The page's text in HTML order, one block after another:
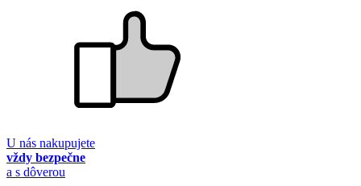
U nás nakupujete
vždy bezpečne
a s dôverou